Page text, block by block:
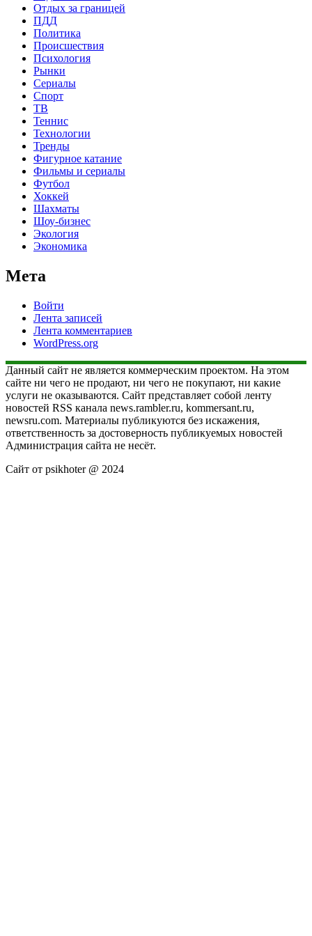
Отдых за границей
ПДД
Политика
Происшествия
Психология
Рынки
Сериалы
Спорт
ТВ
Теннис
Технологии
Тренды
Фигурное катание
Фильмы и сериалы
Футбол
Хоккей
Шахматы
Шоу-бизнес
Экология
Экономика
Мета
Войти
Лента записей
Лента комментариев
WordPress.org
Данный сайт не является коммерческим проектом. На этом
сайте ни чего не продают, ни чего не покупают, ни какие
услуги не оказываются. Сайт представляет собой ленту
новостей RSS канала news.rambler.ru, kommersant.ru,
newsru.com. Материалы публикуются без искажения,
ответственность за достоверность публикуемых новостей
Администрация сайта не несёт.
Сайт от psikhoter @ 2024